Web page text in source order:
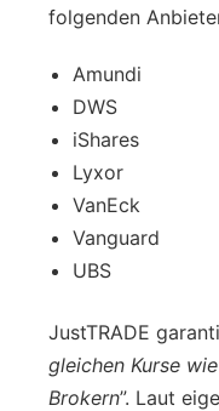
folgenden
Amundi
DWS
iShares
Lyxor
VanEck
Vanguard
UBS
JustTRADE
gleichen Kurse
Brokern”. Laut